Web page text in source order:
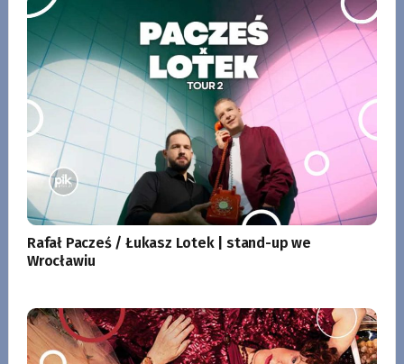
Rafał Pacześ / Łukasz Lotek | stand-up we
Wrocławiu